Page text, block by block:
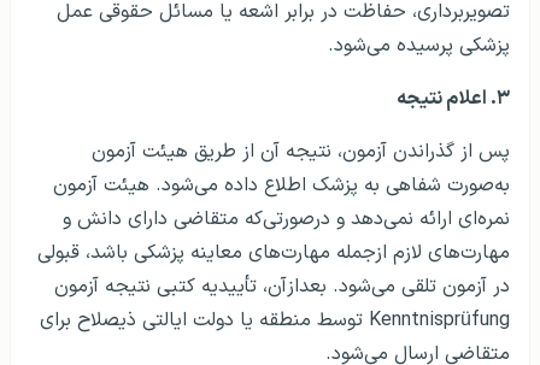
تصویربرداری، حفاظت در برابر اشعه یا مسائل حقوقی عمل
پزشکی پرسیده می‌شود.
۳. اعلامنتیجه
پس از گذراندن آزمون، نتیجه آن از طریق هیئت آزمون
به‌صورت شفاهی به پزشک اطلاع داده می‌شود. هیئت آزمون
نمره‌ای ارائه نمی‌دهد و درصورتی‌که متقاضی دارای دانش و
مهارت‌های لازم ازجمله مهارت‌های معاینه پزشکی باشد، قبولی
در آزمون تلقی می‌شود. بعدازآن، تأییدیه کتبی نتیجه آزمون
Kenntnisprüfung توسط منطقه یا دولت ایالتی ذیصلاح برای
متقاضی ارسال می‌شود.